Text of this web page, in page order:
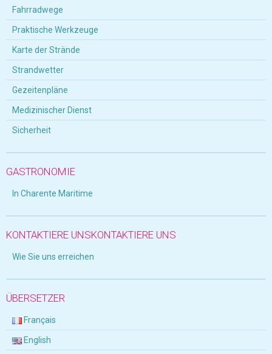
Fahrradwege
Praktische Werkzeuge
Karte der Strände
Strandwetter
Gezeitenpläne
Medizinischer Dienst
Sicherheit
GASTRONOMIE
In Charente Maritime
KONTAKTIERE UNSKONTAKTIERE UNS
Wie Sie uns erreichen
ÜBERSETZER
Français
English